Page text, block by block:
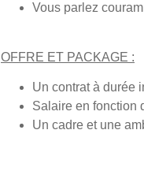
Vous parlez
OFFRE ET PACKAGE :
Un contrat à durée
Salaire en fonction
Un cadre et une